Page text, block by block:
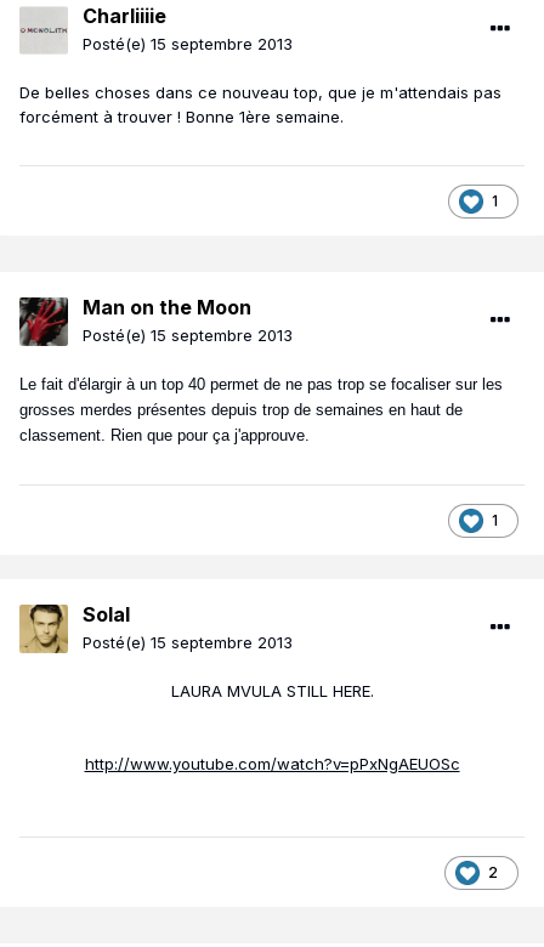
Charliiiie
Posté(e) 15 septembre 2013
De belles choses dans ce nouveau top, que je m'attendais pas
forcément à trouver ! Bonne 1ère semaine.
1
Man on the Moon
Posté(e) 15 septembre 2013
Le fait d'élargir à un top 40 permet de ne pas trop se focaliser sur les
grosses merdes présentes depuis trop de semaines en haut de
classement. Rien que pour ça j'approuve.
1
Solal
Posté(e) 15 septembre 2013
LAURA MVULA STILL HERE.
http://www.youtube.com/watch?v=pPxNgAEUOSc
2